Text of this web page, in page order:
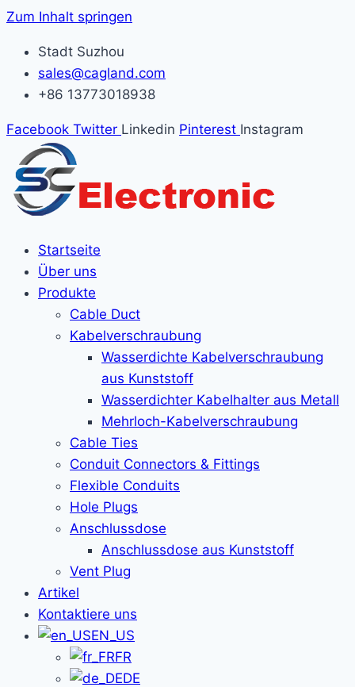
Zum Inhalt springen
Stadt Suzhou
sales@cagland.com
+86 13773018938
Facebook Twitter Linkedin Pinterest Instagram
Startseite
Über uns
Produkte
Cable Duct
Kabelverschraubung
Wasserdichte Kabelverschraubung
aus Kunststoff
Wasserdichter Kabelhalter aus Metall
Mehrloch-Kabelverschraubung
Cable Ties
Conduit Connectors & Fittings
Flexible Conduits
Hole Plugs
Anschlussdose
Anschlussdose aus Kunststoff
Vent Plug
Artikel
Kontaktiere uns
EN_US
FR
DE